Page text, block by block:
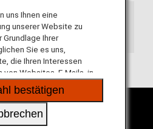
Geschäftsbedingungen
uns Ihnen eine
unserer Website zu
Ihrer
Sie es uns,
die Ihren Interessen
von Websites, E-Mails, in
anzubieten.
bestätigen